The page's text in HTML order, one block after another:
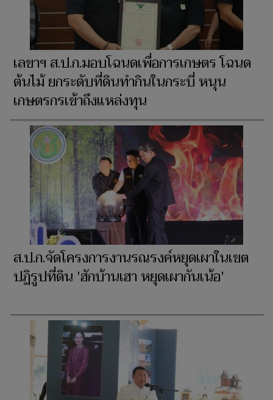
เลขาฯ ส.ป.ก.มอบโฉนดเพื่อการเกษตร โฉนด
ต้นไม้ ยกระดับที่ดินทำกินในกระบี่ หนุน
เกษตรกรเข้าถึงแหล่งทุน
ส.ป.ก.จัดโครงการงานรณรงค์หยุดเผาในเขต
ปฏิรูปที่ดิน 'ฮักบ้านเฮา หยุดเผากันเน้อ'